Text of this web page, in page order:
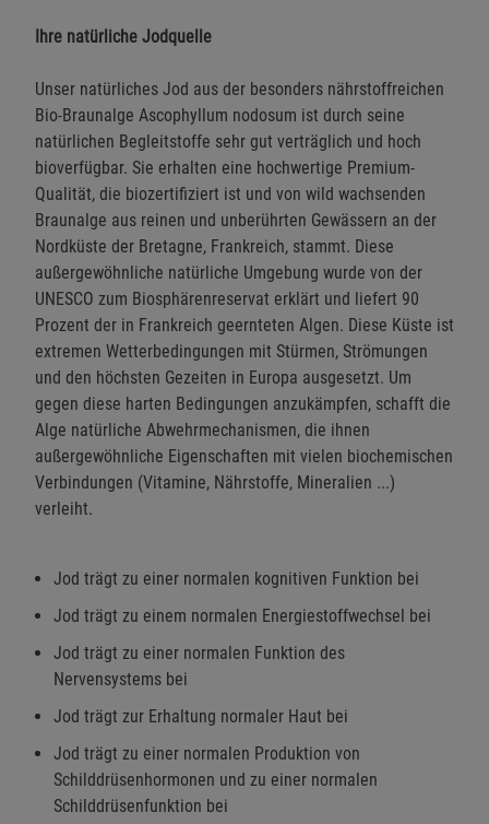
Ihre natürliche Jodquelle
Unser natürliches Jod aus der besonders nährstoffreichen
Bio-Braunalge Ascophyllum nodosum ist durch seine
natürlichen Begleitstoffe sehr gut verträglich und hoch
bioverfügbar. Sie erhalten eine hochwertige Premium-
Qualität, die biozertifiziert ist und von wild wachsenden
Braunalge aus reinen und unberührten Gewässern an der
Nordküste der Bretagne, Frankreich, stammt. Diese
außergewöhnliche natürliche Umgebung wurde von der
UNESCO zum Biosphärenreservat erklärt und liefert 90
Prozent der in Frankreich geernteten Algen. Diese Küste ist
extremen Wetterbedingungen mit Stürmen, Strömungen
und den höchsten Gezeiten in Europa ausgesetzt. Um
gegen diese harten Bedingungen anzukämpfen, schafft die
Alge natürliche Abwehrmechanismen, die ihnen
außergewöhnliche Eigenschaften mit vielen biochemischen
Verbindungen (Vitamine, Nährstoffe, Mineralien ...)
verleiht.
Jod trägt zu einer normalen kognitiven Funktion bei
Jod trägt zu einem normalen Energiestoffwechsel bei
Jod trägt zu einer normalen Funktion des
Nervensystems bei
Jod trägt zur Erhaltung normaler Haut bei
Jod trägt zu einer normalen Produktion von
Schilddrüsenhormonen und zu einer normalen
Schilddrüsenfunktion bei